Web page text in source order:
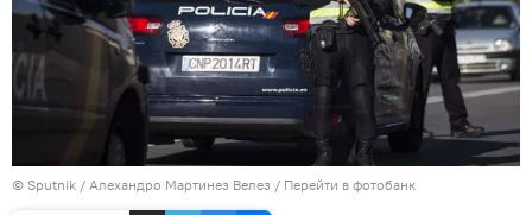
© Sputnik / Алехандро Мартинез Велез / Перейти в фотобанк